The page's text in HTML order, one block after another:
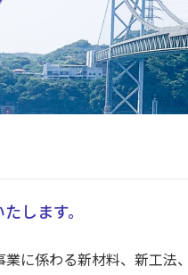
します。
に係わる新材料、新工法